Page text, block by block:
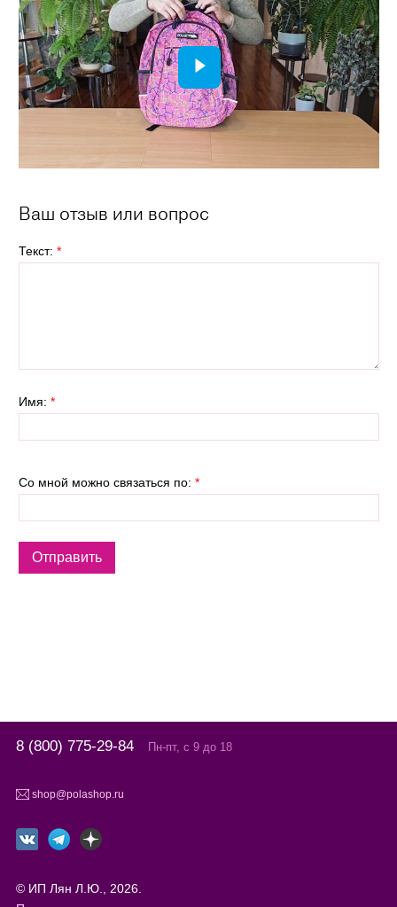
Ваш отзыв или вопрос
Текст: *
Имя: *
Со мной можно связаться по: *
8 (800) 775-29-84 Пн-пт, с 9 до 18
shop@polashop.ru
© ИП Лян Л.Ю., 2026.